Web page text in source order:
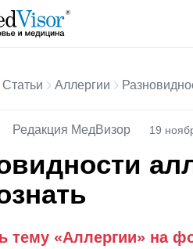
Статьи Аллергии
Редакция МедВизор 19
тему «Аллергии» на